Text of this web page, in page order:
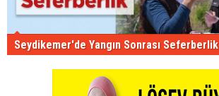
Seydikemer'de Yangın Sonrası Seferberlik